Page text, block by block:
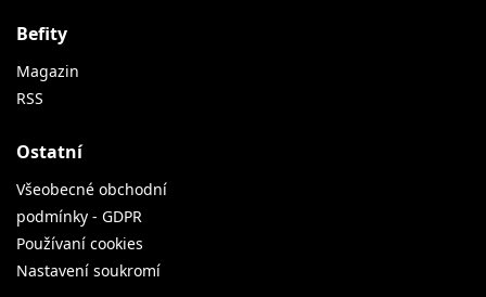
Befity
Magazin
RSS
Ostatní
Všeobecné obchodní
podmínky - GDPR
Používaní cookies
Nastavení soukromí